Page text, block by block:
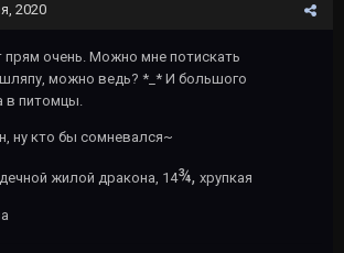
2020
прям очень. Можно мне потискать
можно ведь? *_* И большого
в питомцы.
ну кто бы сомневался~
жилой дракона, 14¾, хрупкая